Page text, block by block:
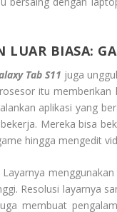
LUAR BIASA:
Tab S11 juga
itu
aplikasi yang
Mereka bisa
hingga mengedit
Resolusi layarnya
membuat